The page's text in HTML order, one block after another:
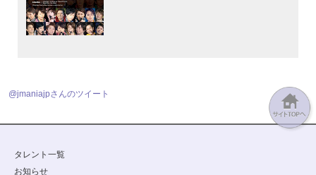
@jmaniajpさんのツイート
タレント一覧
お知らせ